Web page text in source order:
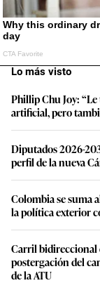
Lo más visto
Phillip Chu Joy:
artificial, pero
Diputados 2026-
perfil de la nueva
Colombia se suma
la política exterior
Carril bidireccional
postergación del
de la ATU